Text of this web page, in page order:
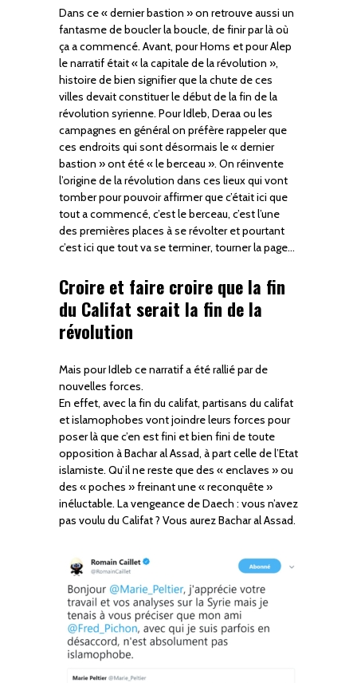
Dans ce « dernier bastion » on retrouve aussi un
fantasme de boucler la boucle, de finir par là où
ça a commencé. Avant, pour Homs et pour Alep
le narratif était « la capitale de la révolution »,
histoire de bien signifier que la chute de ces
villes devait constituer le début de la fin de la
révolution syrienne. Pour Idleb, Deraa ou les
campagnes en général on préfère rappeler que
ces endroits qui sont désormais le « dernier
bastion » ont été « le berceau ». On réinvente
l’origine de la révolution dans ces lieux qui vont
tomber pour pouvoir affirmer que c’était ici que
tout a commencé, c’est le berceau, c’est l’une
des premières places à se révolter et pourtant
c’est ici que tout va se terminer, tourner la page…
Croire et faire croire que la fin
du Califat serait la fin de la
révolution
Mais pour Idleb ce narratif a été rallié par de
nouvelles forces.
En effet, avec la fin du califat, partisans du califat
et islamophobes vont joindre leurs forces pour
poser là que c’en est fini et bien fini de toute
opposition à Bachar al Assad, à part celle de l’Etat
islamiste. Qu’il ne reste que des « enclaves » ou
des « poches » freinant une « reconquête »
inéluctable. La vengeance de Daech : vous n’avez
pas voulu du Califat ? Vous aurez Bachar al Assad.